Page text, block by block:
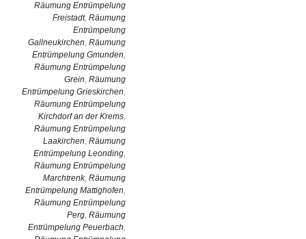
Räumung Entrümpelung
Freistadt, Räumung
Entrümpelung
Gallneukirchen, Räumung
Entrümpelung Gmunden,
Räumung Entrümpelung
Grein, Räumung
Entrümpelung Grieskirchen,
Räumung Entrümpelung
Kirchdorf an der Krems,
Räumung Entrümpelung
Laakirchen, Räumung
Entrümpelung Leonding,
Räumung Entrümpelung
Marchtrenk, Räumung
Entrümpelung Mattighofen,
Räumung Entrümpelung
Perg, Räumung
Entrümpelung Peuerbach,